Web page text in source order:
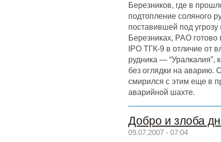
Березников, где в
подтопление соляного
поставившей под
Березниках, РАО
IPO ТГК-9 в отличие от
рудника — “Уралкалия”,
без оглядки на аварию.
смирился с этим еще в
аварийной шахте.
Добро и злоба
09.07.2007 - 07:04